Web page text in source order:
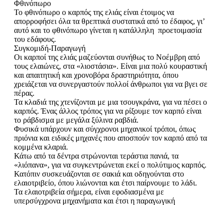
Φθινόπωρο
Το φθινόπωρο ο καρπός της ελιάς είναι έτοιμος να
απορροφήσει όλα τα θρεπτικά συστατικά από το έδαφος, γι’
αυτό και το φθινόπωρο γίνεται η κατάλληλη προετοιμασία
του εδάφους.
Συγκομιδή-Παραγωγή
Οι καρποί της ελιάς μαζεύονται συνήθως το Νοέμβρη από
τους ελαιώνες, στα «λιοστάσια». Είναι μια πολύ κουραστική
και απαιτητική και χρονοβόρα δραστηριότητα, όπου
χρειάζεται να συνεργαστούν πολλοί άνθρωποι για να βγει σε
πέρας.
Τα κλαδιά της χτενίζονται με μια τσουγκράνα, για να πέσει ο
καρπός. Ένας άλλος τρόπος για να ρίξουμε τον καρπό είναι
το ράβδισμα με μεγάλα ξύλινα ραβδιά.
Φυσικά υπάρχουν και σύγχρονοι μηχανικοί τρόποι, όπως
πριόνια και ειδικές μηχανές που αποσπούν τον καρπό από τα
κομμένα κλαριά.
Κάτω από τα δέντρα στρώνονται τεράστια πανιά, τα
«λιόπανα», για να συγκεντρώνεται εκεί ο πολύτιμος καρπός.
Κατόπιν συσκευάζονται σε σακιά και οδηγούνται στο
ελαιοτριβείο, όπου λιώνονται και έτσι παίρνουμε το λάδι.
Τα ελαιοτριβεία σήμερα, είναι εφοδιασμένα με
υπερσύγχρονα μηχανήματα και έτσι η παραγωγική